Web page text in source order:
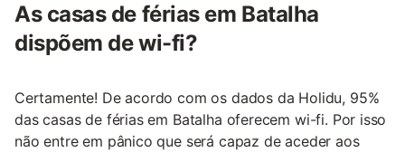
As casas de férias em Batalha
dispõem de wi-fi?
Certamente! De acordo com os dados da Holidu, 95%
das casas de férias em Batalha oferecem wi-fi. Por isso
não entre em pânico que será capaz de aceder aos